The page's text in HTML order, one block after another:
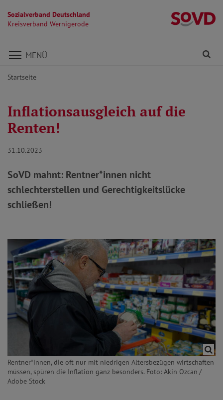
Sozialverband Deutschland
Kreisverband Wernigerode
Direkt zu den Inhalten springen
MENÜ
Startseite
Inflationsausgleich auf die
Renten!
31.10.2023
SoVD mahnt: Rentner*innen nicht
schlechterstellen und Gerechtigkeitslücke
schließen!
Rentner*innen, die oft nur mit niedrigen Altersbezügen wirtschaften
müssen, spüren die Inflation ganz besonders. Foto: Akin Ozcan /
Adobe Stock